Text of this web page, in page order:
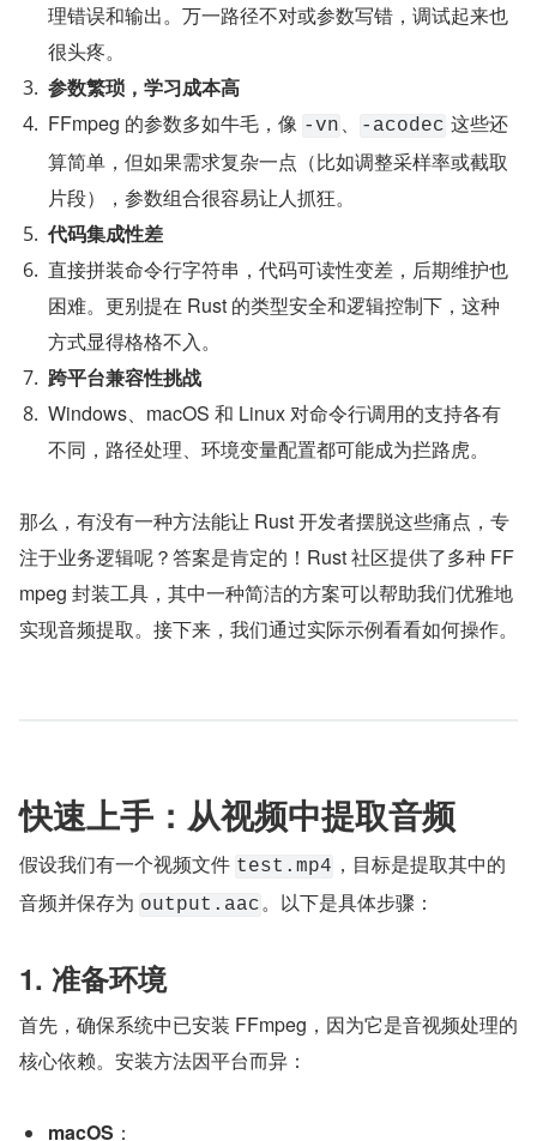
理错误和输出。万一路径不对或参数写错，调试起来也
很头疼。
参数繁琐，学习成本高
FFmpeg 的参数多如牛毛，像 -vn 、 -acodec 这些还
算简单，但如果需求复杂一点（比如调整采样率或截取
片段），参数组合很容易让人抓狂。
代码集成性差
直接拼装命令行字符串，代码可读性变差，后期维护也
困难。更别提在 Rust 的类型安全和逻辑控制下，这种
方式显得格格不入。
跨平台兼容性挑战
Windows、macOS 和 Linux 对命令行调用的支持各有
不同，路径处理、环境变量配置都可能成为拦路虎。
那么，有没有一种方法能让 Rust 开发者摆脱这些痛点，专
注于业务逻辑呢？答案是肯定的！Rust 社区提供了多种 FF
mpeg 封装工具，其中一种简洁的方案可以帮助我们优雅地
实现音频提取。接下来，我们通过实际示例看看如何操作。
快速上手：从视频中提取音频
假设我们有一个视频文件 test.mp4 ，目标是提取其中的
音频并保存为 output.aac。以下是具体步骤：
1. 准备环境
首先，确保系统中已安装 FFmpeg，因为它是音视频处理的
核心依赖。安装方法因平台而异：
macOS ：